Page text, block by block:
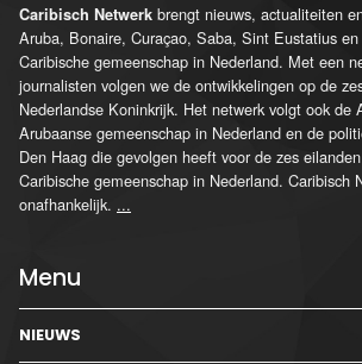
Caribisch Netwerk brengt nieuws, actualiteiten
Aruba, Bonaire, Curaçao, Saba, Sint Eustatius
Caribische gemeenschap in Nederland. Met een
journalisten volgen we de ontwikkelingen op de
Nederlandse Koninkrijk. Het netwerk volgt ook de
Arubaanse gemeenschap in Nederland en de
Den Haag die gevolgen heeft voor de zes
Caribische gemeenschap in Nederland. Caribisch
onafhankelijk. ...
Menu
NIEUWS